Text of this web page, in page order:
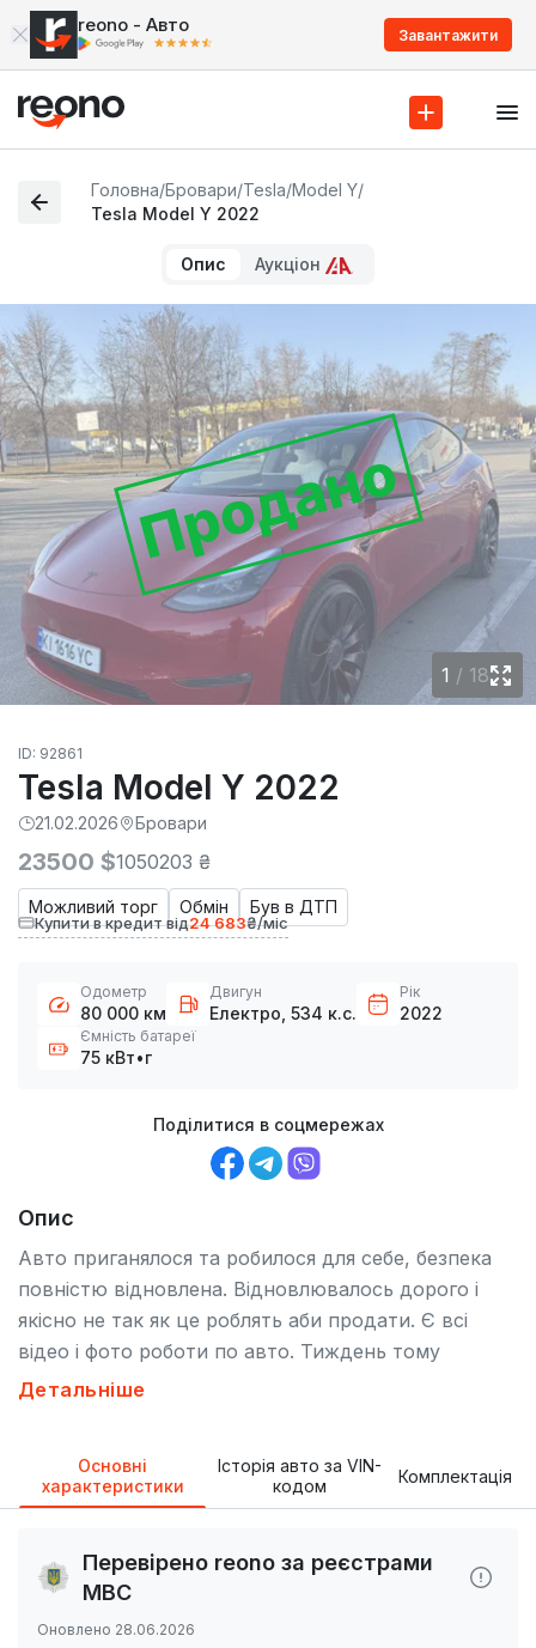
reono - Авто Завантажити
Головна/Бровари/Tesla/Model Y/
Tesla Model Y 2022
Опис Аукціон
Продано
1 / 18
ID: 92861
Tesla Model Y 2022
21.02.2026 Бровари
Можливий торг Обмін Був в ДТП
23500 $1050203 ₴
Купити в кредит від24 683₴/міс
Одометр
80 000 км
Двигун
Електро, 534 к.с.
Рік
2022
Ємність батареї
75 кВт•г
Поділитися в соцмережах
Опис
Авто приганялося та робилося для себе, безпека
повністю відновлена. Відновлювалось дорого і
якісно не так як це роблять аби продати. Є всі
відео і фото роботи по авто. Тиждень тому
перешерстив ходову, ричаги які були під питанням
Детальніше
Основні
характеристики
Історія авто за VIN-
кодом
Комплектація
Перевірено reono за реєстрами
МВС
Оновлено 28.06.2026